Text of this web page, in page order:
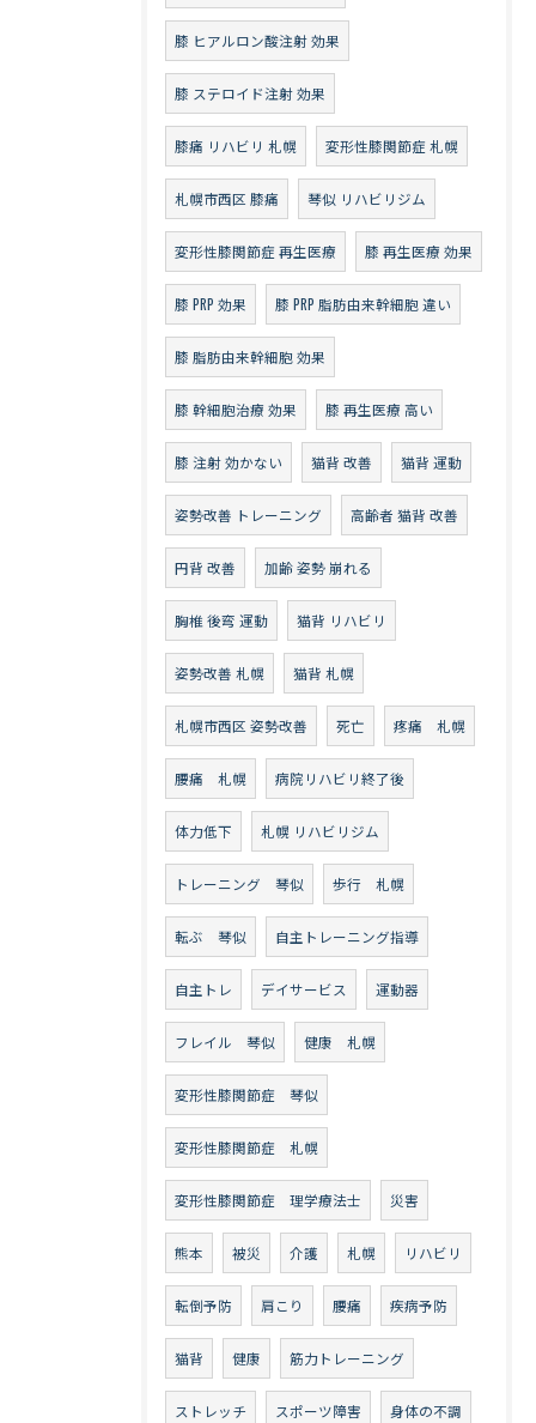
膝 ヒアルロン酸注射 効果
膝 ステロイド注射 効果
膝痛 リハビリ 札幌 変形性膝関節症 札幌
札幌市西区 膝痛 琴似 リハビリジム
変形性膝関節症 再生医療 膝 再生医療 効果
膝 PRP 効果 膝 PRP 脂肪由来幹細胞 違い
膝 脂肪由来幹細胞 効果
膝 幹細胞治療 効果 膝 再生医療 高い
膝 注射 効かない 猫背 改善 猫背 運動
姿勢改善 トレーニング 高齢者 猫背 改善
円背 改善 加齢 姿勢 崩れる
胸椎 後弯 運動 猫背 リハビリ
姿勢改善 札幌 猫背 札幌
札幌市西区 姿勢改善 死亡 疼痛 札幌
腰痛 札幌 病院リハビリ終了後
体力低下 札幌 リハビリジム
トレーニング 琴似 歩行 札幌
転ぶ 琴似 自主トレーニング指導
自主トレ デイサービス 運動器
フレイル 琴似 健康 札幌
変形性膝関節症 琴似
変形性膝関節症 札幌
変形性膝関節症 理学療法士 災害
熊本 被災 介護 札幌 リハビリ
転倒予防 肩こり 腰痛 疾病予防
猫背 健康 筋力トレーニング
ストレッチ スポーツ障害 身体の不調